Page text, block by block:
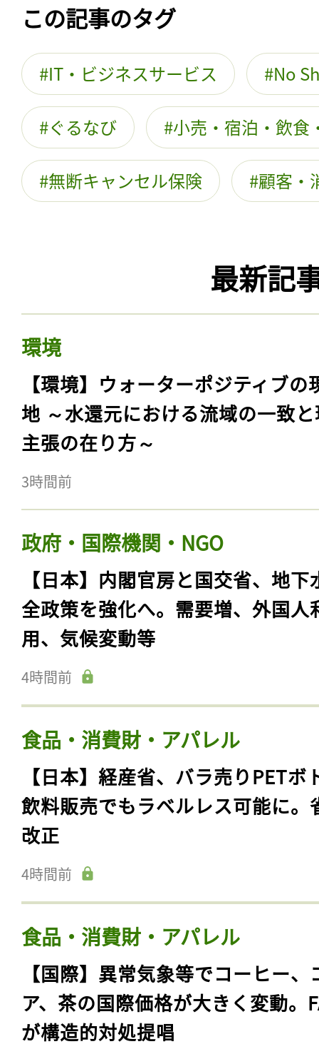
この記事のタグ
IT・ビジネスサービス No
ぐるなび 小売・宿泊・飲食
無断キャンセル保険 顧客・
最新記
環境
【環境】ウォーターポジティブの
地 ～水還元における流域の一致
主張の在り方～
3時間前
政府・国際機関・NGO
【日本】内閣官房と国交省、地下
全政策を強化へ。需要増、外国人
用、気候変動等
4時間前
食品・消費財・アパレル
【日本】経産省、バラ売りPETボ
飲料販売でもラベルレス可能に。
改正
4時間前
食品・消費財・アパレル
【国際】異常気象等でコーヒー、
ア、茶の国際価格が大きく変動。
が構造的対処提唱